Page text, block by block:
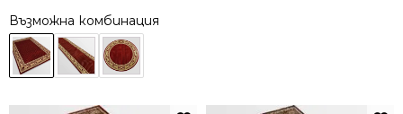
Възможна комбинация